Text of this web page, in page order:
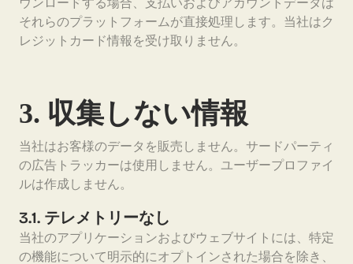
それらのプラットフォームが直接処理します。当社はク
レジットカード情報を受け取りません。
3. 収集しない情報
当社はお客様のデータを販売しません。サードパーティ
の広告トラッカーは使用しません。ユーザープロファイ
ルは作成しません。
3.1. テレメトリーなし
当社のアプリケーションおよびウェブサイトには、特定
の機能について明示的にオプトインされた場合を除き、